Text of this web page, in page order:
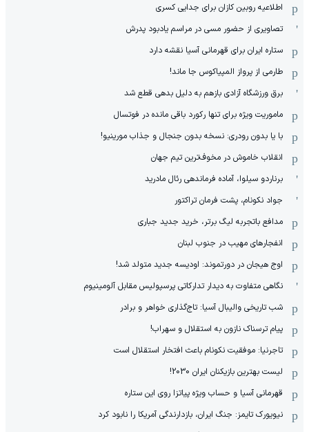
اطلاعیه روبین کازان برای جدایی کسری
تصاویری از حضور مسی در مراسم یادبود پدرش
ستاره ایران برای قهرمانی آسیا نقشه دارد
طارمی از پرواز المپیاکوس جا ماند!
برق ورزشگاه آزادی بازهم به دلیل بدهی قطع شد
ماموریت ویژه برای تنها رکورد باقی مانده در فوتسال
با یا بدون رودری: نسخه بدون جنجال و جذاب مورینیو!
انقلاب خاموش در مخوف‌‌ترین تیم جهان
برناردو سیلوا، آماده فرماندهی رئال مادرید
جواد نکونام، پشت فرمان تراکتور
مدافع باتجربه لیگ برتر، خرید جدید جباری
انفجارهای مهیب در جنوب لبنان
اوج هیجان در دورتموند: اودیسه جدید متولد شد!
نگاهی متفاوت به دیدار تدارکاتی پرسپولیس مقابل آلومینیوم
شب تاریخی والیبال آسیا: تاج‌گذاری خواهر و برادر
پیام ترسناک نازون به استقلال و سهراب!
تاجرنیا: موفقیت نکونام باعث افتخار استقلال است
لیست بهترین بازیکنان ایران 2030!
قهرمانی آسیا و حساب ویژه پیاتزا روی این ستاره
نیویورک تایمز: جنگ ایران، بازدارندگی آمریکا را نابود کرد